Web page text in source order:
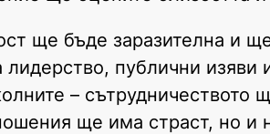
ще бъде заразителна и
публични
–
ще има страст, но и